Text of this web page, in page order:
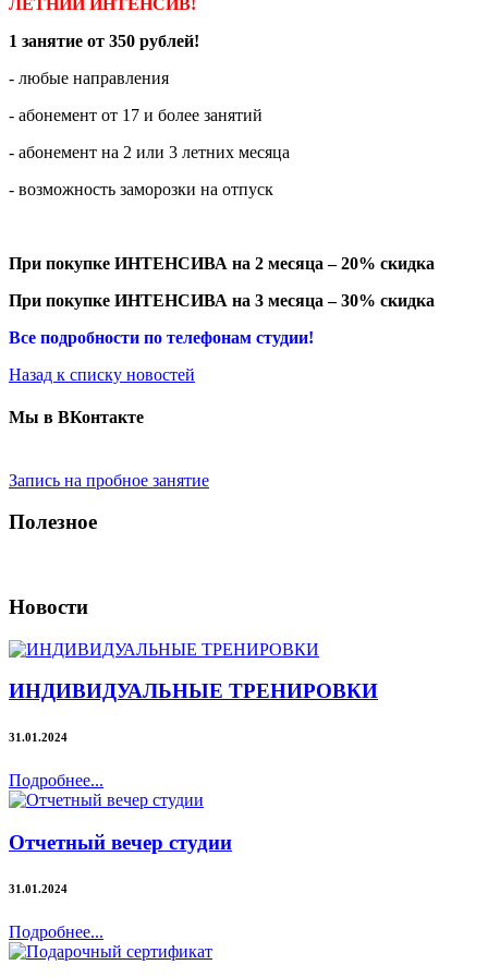
ЛЕТНИЙ ИНТЕНСИВ!
1 занятие от 350 рублей!
- любые направления
- абонемент от 17 и более занятий
- абонемент на 2 или 3 летних месяца
- возможность заморозки на отпуск
При покупке ИНТЕНСИВА на 2 месяца – 20% скидка
При покупке ИНТЕНСИВА на 3 месяца – 30% скидка
Все подробности по телефонам студии!
Назад к списку новостей
Мы в ВКонтакте
Запись на пробное занятие
Полезное
Новости
ИНДИВИДУАЛЬНЫЕ ТРЕНИРОВКИ
31.01.2024
Подробнее...
Отчетный вечер студии
31.01.2024
Подробнее...